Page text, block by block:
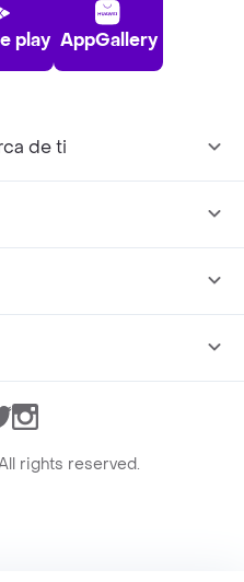
play AppGallery
de ti
Instagram
rights reserved.